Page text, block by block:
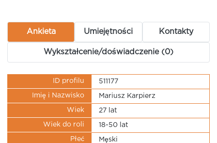
Ankieta Umiejętności Kontakty
Wykształcenie/doświadczenie (0)
ID profilu 511177
Imię i Nazwisko Mariusz Karpierz
Wiek 27 lat
Wiek do roli 18-50 lat
Płeć Męski